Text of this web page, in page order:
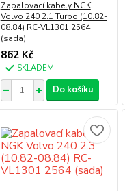
Zapalovací kabely NGK
Volvo 240 2.1 Turbo (10.82-
08.84) RC-VL1301 2564
(sada)
862 Kč
SKLADEM
Do košíku